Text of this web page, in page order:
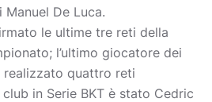
De Luca.
le ultime tre reti della
l’ultimo giocatore dei
realizzato quattro reti
in Serie BKT è stato Cedric